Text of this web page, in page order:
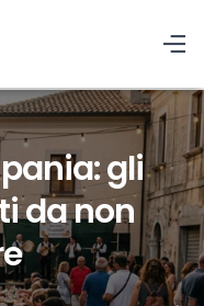
gli
da non